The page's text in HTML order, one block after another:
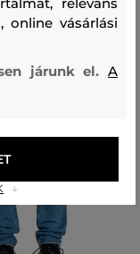
online vásárlási
járunk el.A